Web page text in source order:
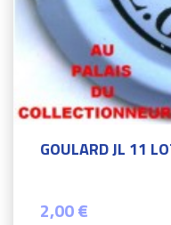
GOULARD JL 11
2,00 €